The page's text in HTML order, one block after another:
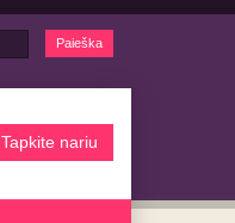
Paieška
Tapkite nariu